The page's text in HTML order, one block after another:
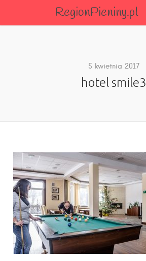
RegionPieniny.pl
5 kwietnia 2017
hotel smile3